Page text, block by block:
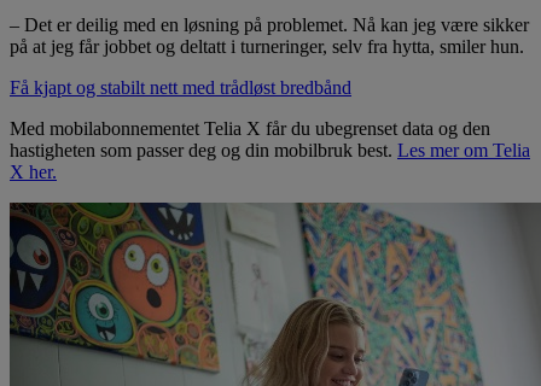
– Det er deilig med en løsning på problemet. Nå kan jeg være sikker
på at jeg får jobbet og deltatt i turneringer, selv fra hytta, smiler hun.
Få kjapt og stabilt nett med trådløst bredbånd
Med mobilabonnementet Telia X får du ubegrenset data og den
hastigheten som passer deg og din mobilbruk best. Les mer om Telia
X her.